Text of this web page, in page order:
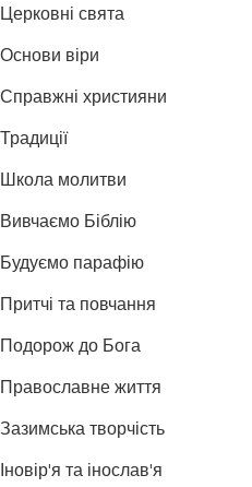
Церковні свята
Основи віри
Справжні християни
Традиції
Школа молитви
Вивчаємо Біблію
Будуємо парафію
Притчі та повчання
Подорож до Бога
Православне життя
Зазимська творчість
Іновір'я та інослав'я